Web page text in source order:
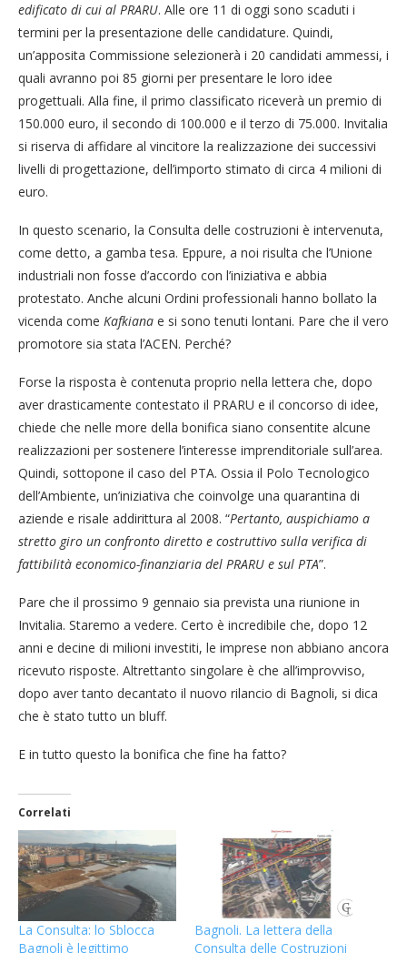
edificato di cui al PRARU. Alle ore 11 di oggi sono scaduti i
termini per la presentazione delle candidature. Quindi,
un’apposita Commissione selezionerà i 20 candidati ammessi, i
quali avranno poi 85 giorni per presentare le loro idee
progettuali. Alla fine, il primo classificato riceverà un premio di
150.000 euro, il secondo di 100.000 e il terzo di 75.000. Invitalia
si riserva di affidare al vincitore la realizzazione dei successivi
livelli di progettazione, dell’importo stimato di circa 4 milioni di
euro.
In questo scenario, la Consulta delle costruzioni è intervenuta,
come detto, a gamba tesa. Eppure, a noi risulta che l’Unione
industriali non fosse d’accordo con l’iniziativa e abbia
protestato. Anche alcuni Ordini professionali hanno bollato la
vicenda come Kafkiana e si sono tenuti lontani. Pare che il vero
promotore sia stata l’ACEN. Perché?
Forse la risposta è contenuta proprio nella lettera che, dopo
aver drasticamente contestato il PRARU e il concorso di idee,
chiede che nelle more della bonifica siano consentite alcune
realizzazioni per sostenere l’interesse imprenditoriale sull’area.
Quindi, sottopone il caso del PTA. Ossia il Polo Tecnologico
dell’Ambiente, un’iniziativa che coinvolge una quarantina di
aziende e risale addirittura al 2008. “Pertanto, auspichiamo a
stretto giro un confronto diretto e costruttivo sulla verifica di
fattibilità economico-finanziaria del PRARU e sul PTA”.
Pare che il prossimo 9 gennaio sia prevista una riunione in
Invitalia. Staremo a vedere. Certo è incredibile che, dopo 12
anni e decine di milioni investiti, le imprese non abbiano ancora
ricevuto risposte. Altrettanto singolare è che all’improvviso,
dopo aver tanto decantato il nuovo rilancio di Bagnoli, si dica
che è stato tutto un bluff.
E in tutto questo la bonifica che fine ha fatto?
Correlati
La Consulta: lo Sblocca
Bagnoli è legittimo
Bagnoli. La lettera della
Consulta delle Costruzioni